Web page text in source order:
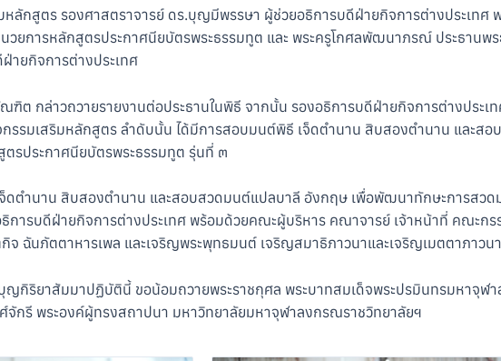
หลักสูตร รองศาสตราจารย์ ดร.บุญมีพรรษา ผู้ช่วยอธิการบดีฝ่ายกิจการต่างประเท
วยการหลักสูตรประกาศนียบัตรพระธรรมทูต และ พระครูโกศลพัฒนาภรณ์ ประธานพ
ายกิจการต่างประเทศ
ฑิต กล่าวถวายรายงานต่อประธานในพิธี จากนั้น รองอธิการบดีฝ่ายกิจการต่างประ
กรรมเสริมหลักสูตร ลำดับนั้น ได้มีการสอบมนต์พิธี เจ็ดตำนาน สิบสองตำนาน และ
รประกาศนียบัตรพระธรรมทูต รุ่นที่ ๓
ดตำนาน สิบสองตำนาน และสอบสวดมนต์แปลบาลี อังกฤษ เพื่อพัฒนาทักษะการสว
ธิการบดีฝ่ายกิจการต่างประเทศ พร้อมด้วยคณะผู้บริหาร คณาจารย์ เจ้าหน้าที่ คณะ
จ ฉันภัตตาหารเพล และเจริญพระพุทธมนต์ เจริญสมาธิภาวนาและเจริญเมตตาภาวนา
กิริยาสัมมาปฏิบัตินี้ ขอน้อมถวายพระราชกุศล พระบาทสมเด็จพระปรมินทรมหาจุฬา
จักรี พระองค์ผู้ทรงสถาปนา มหาวิทยาลัยมหาจุฬาลงกรณราชวิทยาลัยฯ